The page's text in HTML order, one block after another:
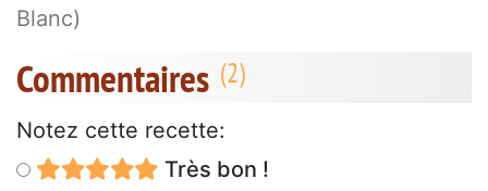
Blanc)
Commentaires
Notez cette recette:
Très bon !